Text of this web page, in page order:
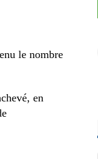
le nombre
en